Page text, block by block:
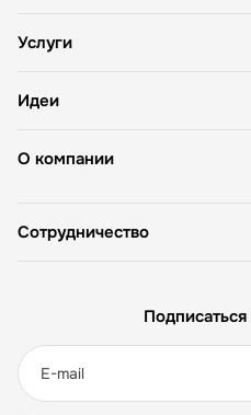
О компании
Услуги
Идеи
Сотрудничество
Подписаться